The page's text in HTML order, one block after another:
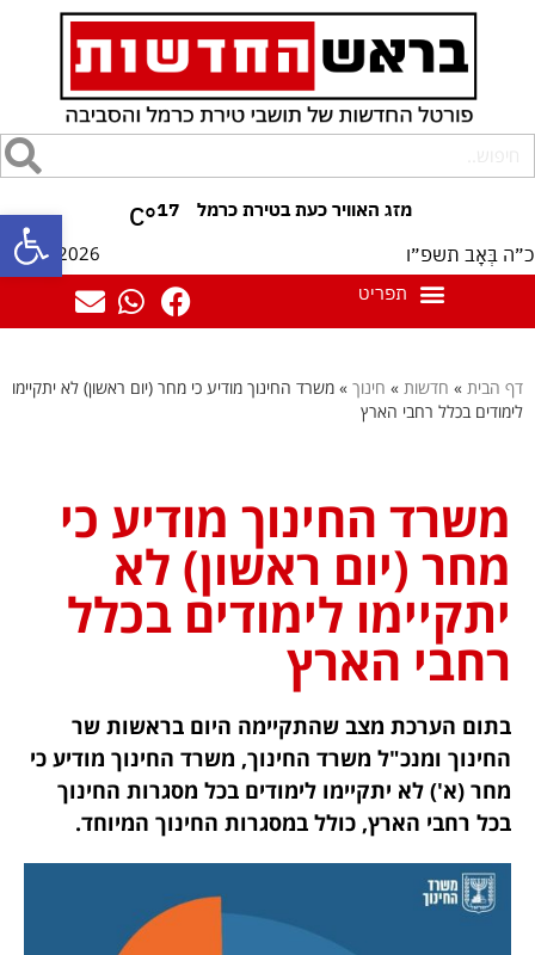
פתח 17
°C
כ״ה בְּאָב תשפ״ו 08/08/2026
דף הבית » חדשות » חינוך » משרד החינוך מודיע כי מחר (יום ראשון) לא יתקיימו
לימודים בכלל רחבי הארץ
משרד החינוך מודיע כי
מחר (יום ראשון) לא
יתקיימו לימודים בכלל
רחבי הארץ
בתום הערכת מצב שהתקיימה היום בראשות שר
החינוך ומנכ"ל משרד החינוך, משרד החינוך מודיע כי
מחר (א') לא יתקיימו לימודים בכל מסגרות החינוך
בכל רחבי הארץ, כולל במסגרות החינוך המיוחד.